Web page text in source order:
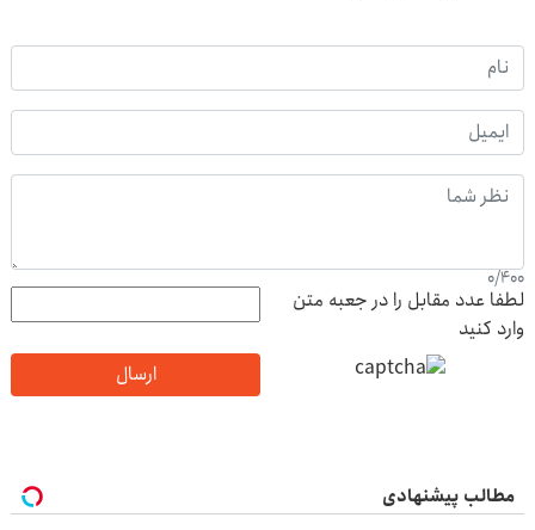
0/400
لطفا عدد مقابل را در جعبه متن
وارد کنید
ارسال
مطالب پیشنهادی